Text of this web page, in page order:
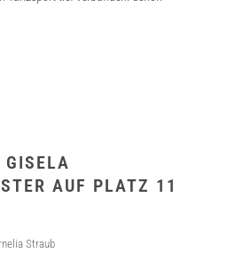
GISELA
AUF PLATZ 11
Straub